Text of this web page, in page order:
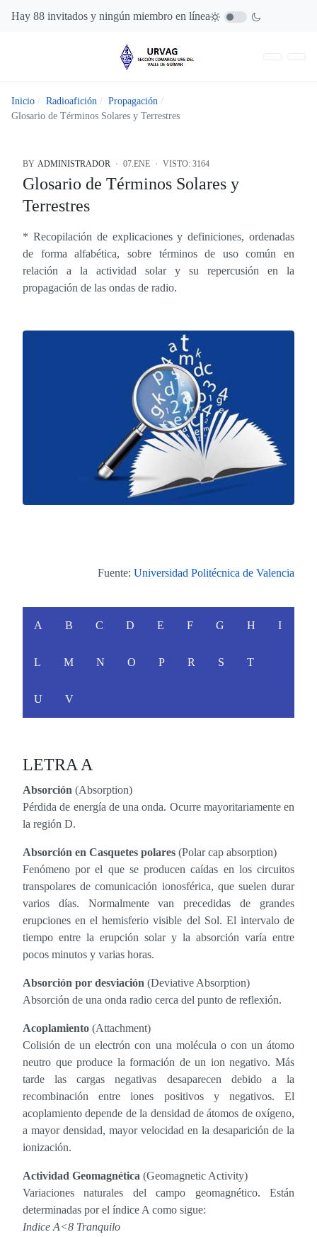
Hay 88 invitados y ningún miembro en línea
Inicio Radioafición
Propagación
Glosario de Términos Solares y Terrestres
BY ADMINISTRADOR 07.ENE VISTO: 3164
Glosario de Términos Solares y
Terrestres
* Recopilación de explicaciones y definiciones, ordenadas
de forma alfabética, sobre términos de uso común en
relación a la actividad solar y su repercusión en la
propagación de las ondas de radio.
Fuente: Universidad Politécnica de Valencia
A B C D E F G H I
L M N O P R S T
U V
LETRA A
Absorción (Absorption)
Pérdida de energía de una onda. Ocurre mayoritariamente en
la región D.
Absorción en Casquetes polares (Polar cap absorption)
Fenómeno por el que se producen caídas en los circuitos
transpolares de comunicación ionosférica, que suelen durar
varios días. Normalmente van precedidas de grandes
erupciones en el hemisferio visible del Sol. El intervalo de
tiempo entre la erupción solar y la absorción varía entre
pocos minutos y varias horas.
Absorción por desviación (Deviative Absorption)
Absorción de una onda radio cerca del punto de reflexión.
Acoplamiento (Attachment)
Colisión de un electrón con una molécula o con un átomo
neutro que produce la formación de un ion negativo. Más
tarde las cargas negativas desaparecen debido a la
recombinación entre iones positivos y negativos. El
acoplamiento depende de la densidad de átomos de oxígeno,
a mayor densidad, mayor velocidad en la desaparición de la
ionización.
Actividad Geomagnética (Geomagnetic Activity)
Variaciones naturales del campo geomagnético. Están
determinadas por el índice A como sigue:
Indice A<8 Tranquilo